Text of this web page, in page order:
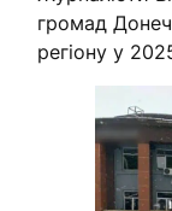
громад
регіону у
витрати на